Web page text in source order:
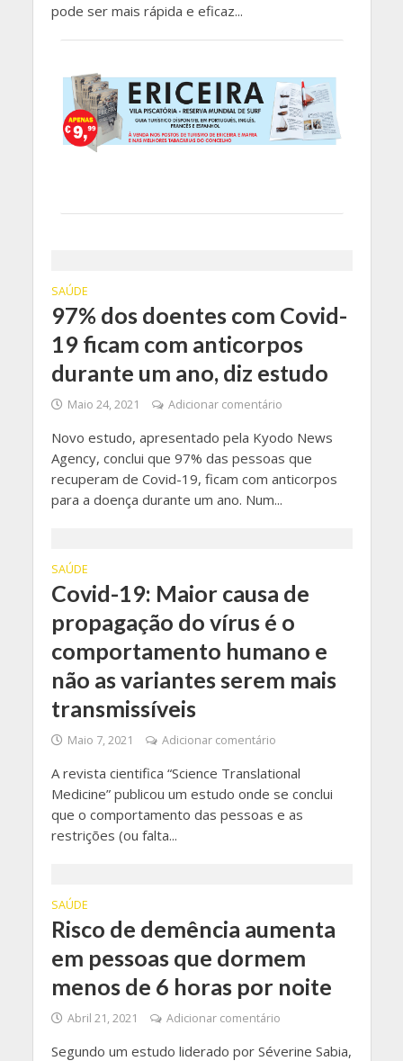
pode ser mais rápida e eficaz...
SAÚDE
97% dos doentes com Covid-
19 ficam com anticorpos
durante um ano, diz estudo
Maio 24, 2021 Adicionar comentário
Novo estudo, apresentado pela Kyodo News
Agency, conclui que 97% das pessoas que
recuperam de Covid-19, ficam com anticorpos
para a doença durante um ano. Num...
SAÚDE
Covid-19: Maior causa de
propagação do vírus é o
comportamento humano e
não as variantes serem mais
transmissíveis
Maio 7, 2021 Adicionar comentário
A revista cientifica “Science Translational
Medicine” publicou um estudo onde se conclui
que o comportamento das pessoas e as
restrições (ou falta...
SAÚDE
Risco de demência aumenta
em pessoas que dormem
menos de 6 horas por noite
Abril 21, 2021 Adicionar comentário
Segundo um estudo liderado por Séverine Sabia,